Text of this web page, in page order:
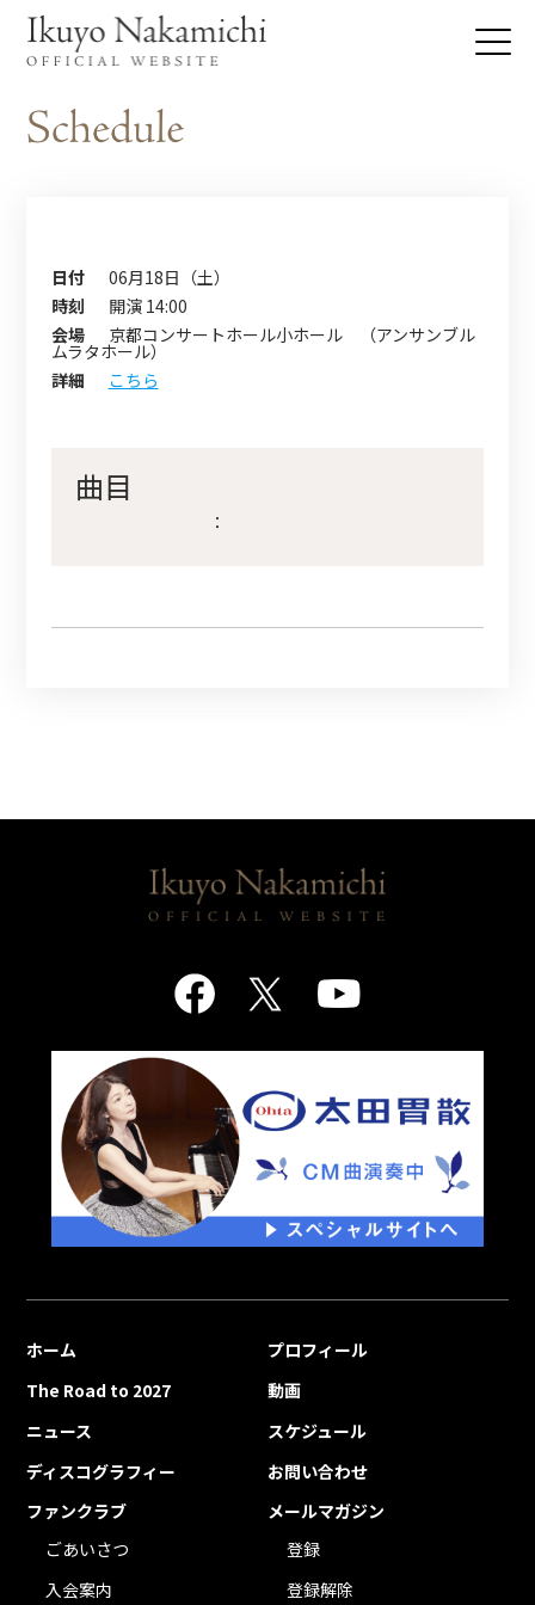
日付
06月18日（土）
時刻
開演 14:00
会場
京都コンサートホール小ホール （アンサンブル
ムラタホール）
詳細
こちら
曲目
：
ホーム
プロフィール
The Road to 2027
動画
ニュース
スケジュール
ディスコグラフィー
お問い合わせ
ファンクラブ
ごあいさつ
入会案内
メールマガジン
登録
登録解除